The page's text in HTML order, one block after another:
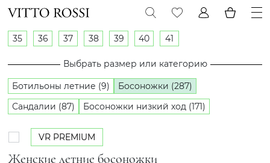
Женские летние босоножки
35 36 37 38 39 40 41
Выбрать размер или категорию
Ботильоны летние (9)
Босоножки (287)
Сандалии (87)
Босоножки низкий ход (171)
VR PREMIUM